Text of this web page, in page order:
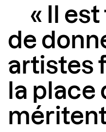
« Il
de
artistes
la place